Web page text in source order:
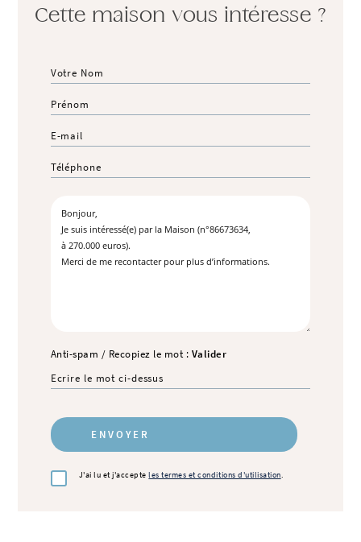
Cette maison vous intéresse ?
Anti-spam / Recopiez le mot : Valider
J'ai lu et j'accepteles termes et conditions d'utilisation.